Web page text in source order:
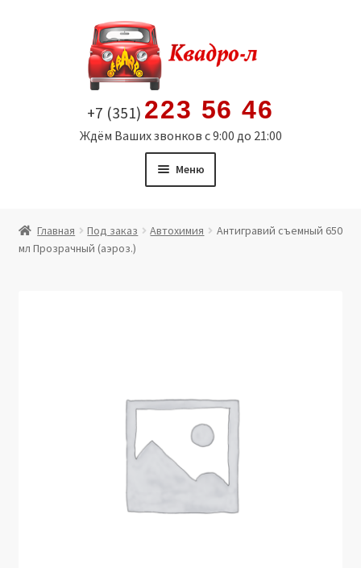
содержимому
+7 (351) 223 56 46
Ждём Ваших звонков с 9:00 до 21:00
Меню
Витрина
Юридические данные
Главная Под заказ Автохимия
Антигравий съемный 650
мл Прозрачный (аэроз.)